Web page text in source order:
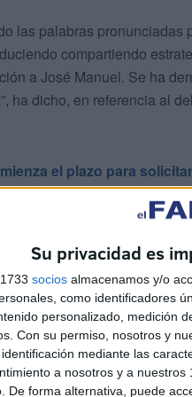
Su privacidad es
socios almacenamos y/o
como identificadores
personalizado, medición
Con su permiso, nosotros y
mediante las
a nosotros y a
De forma alternativa, puede
las palabras pronunciadas
compartiendo
a José Manuel. Se ha
ha dicho, en referencia al
el plazo para
a tener en Ceuta, una
severa un elemento muy
Nacional de la